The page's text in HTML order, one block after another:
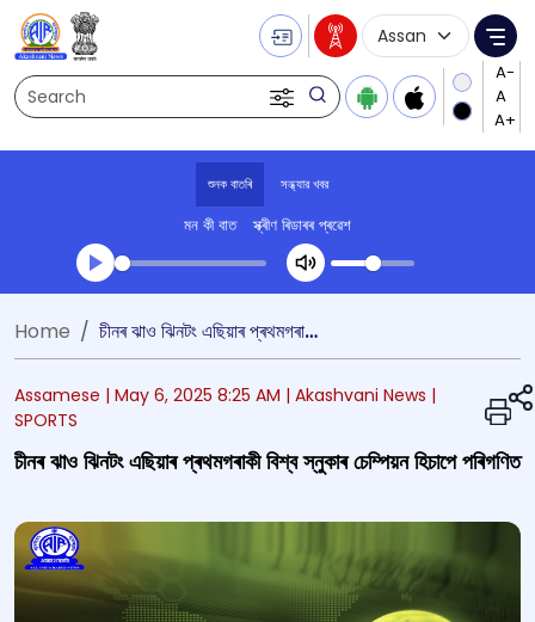
Search
Language
শুনক বাতৰি সন্ধ্যার খবর
মন কী বাত স্ক্ৰীণ ৰিডাৰৰ প্ৰৱেশ
Transcript summary
খেলা অডিঅ' সন্ধ্যার খবর
Home চীনৰ ঝাও ঝিনটং এছিয়াৰ প্ৰথমগৰাকী বিশ্ব স্নুকাৰ চেম্পিয়ন হিচাপে পৰিগণিত
Assamese | May 6, 2025 8:25 AM | Akashvani News |
SPORTS
চীনৰ ঝাও ঝিনটং এছিয়াৰ প্ৰথমগৰাকী বিশ্ব স্নুকাৰ চেম্পিয়ন হিচাপে পৰিগণিত